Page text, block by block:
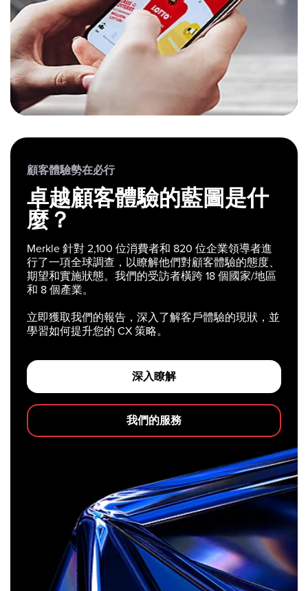
顧客體驗勢在必行
卓越顧客體驗的藍圖是什
麼？
Merkle 針對 2,100 位消費者和 820 位企業領導者進
行了一項全球調查，以瞭解他們對顧客體驗的態度、
期望和實施狀態。我們的受訪者橫跨 18 個國家/地區
和 8 個產業。
立即獲取我們的報告，深入了解客戶體驗的現狀，並
學習如何提升您的 CX 策略。
深入瞭解
我們的服務